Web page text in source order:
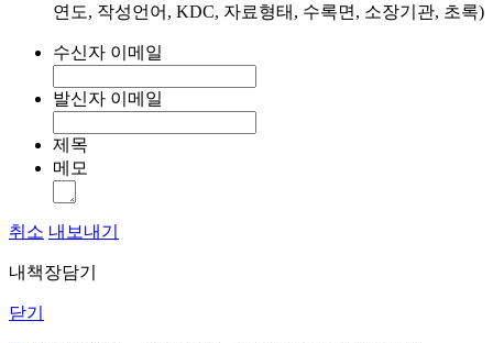
연도, 작성언어, KDC, 자료형태, 수록면, 소장기관, 초록)
수신자 이메일
발신자 이메일
제목
메모
취소 내보내기
내책장담기
닫기